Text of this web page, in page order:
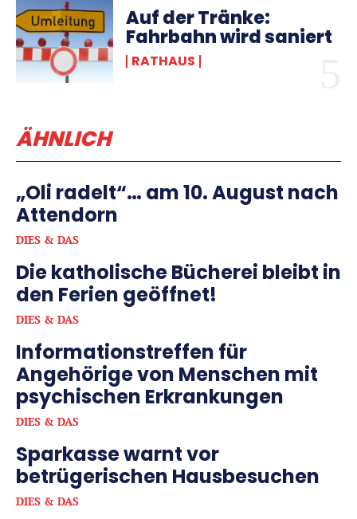
Auf der Tränke:
Fahrbahn wird saniert
RATHAUS
ÄHNLICH
„Oli radelt“… am 10. August nach
Attendorn
DIES & DAS
Die katholische Bücherei bleibt in
den Ferien geöffnet!
DIES & DAS
Informationstreffen für
Angehörige von Menschen mit
psychischen Erkrankungen
DIES & DAS
Sparkasse warnt vor
betrügerischen Hausbesuchen
DIES & DAS